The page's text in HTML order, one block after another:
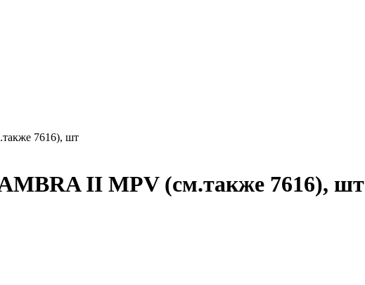
7616), шт
II MPV (см.также 7616), шт